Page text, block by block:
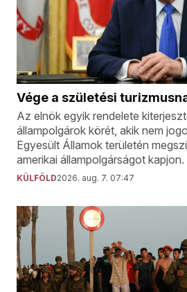
Vége a születési
Az elnök egyik rendelete
állampolgárok körét, akik nem
Egyesült Államok területén
amerikai állampolgárságot kapjon.
KÜLFÖLD2026. aug. 7. 07:47